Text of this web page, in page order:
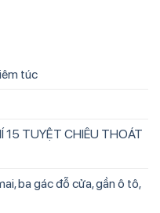
túc
15 TUYỆT CHIÊU THOÁT
ba gác đỗ cửa, gần ô tô,